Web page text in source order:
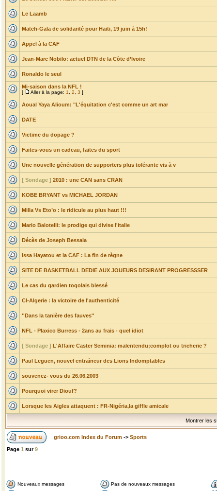
Le Laamb
Match-Gala de solidarité pour Haiti, 19 juin à 15h!
Appel à la CAF
Jean-Marc Nobilo: actuel DTN de la Côte d’Ivoire
Ronaldo le seul
Mi-saison dans la NFL !
[ Aller à la page: 1 2 3 ]
Aoual Yaya Alioum: "L'équitation c'est comme un art mar
DATE
Victime du dopage ?
Faites-vous un cadeau, faites du sport
Une nouvelle génération de supporters plus tolérante vis à v
[ Sondage ] 2010 : une CAN sans CRAN
KOBE BRYANT vs MICHAEL JORDAN
Milla Vs Eto’o : le ridicule au plus haut !!!
Mario Balotelli: le prodige qui divise l'italie
Décès de Joseph Bessala
Issa Hayatou et la CAF : La fin de règne
SITE DE BASKETBALL DEDIE AUX JOUEURS DESIRANT PROGRESSSER
Le cas du gardien togolais blessé
CI-Algerie : la victoire de l'authenticité
''Dans la tanière des fauves''
NFL - Plaxico Burress - 2ans au frais - quel idiot
[ Sondage ] L'Affaire Caster Seminia: malentendu;complot ou tricherie ?
Paul Leguen, nouvel entraîneur des Lions Indomptables
souvenez- vous du 26.06.2003
Pourquoi virer Diouf?
Lorsque les Aigles attaquent : FR-Nigéria,la giffle amicale
Montrer les
grioo.com Index du Forum -> Sports
Page 1 sur9
Nouveaux messages
Pas de nouveaux messages